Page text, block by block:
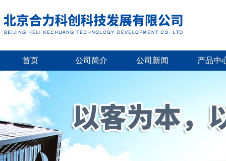
首页 公司简介 公司新闻 产品中